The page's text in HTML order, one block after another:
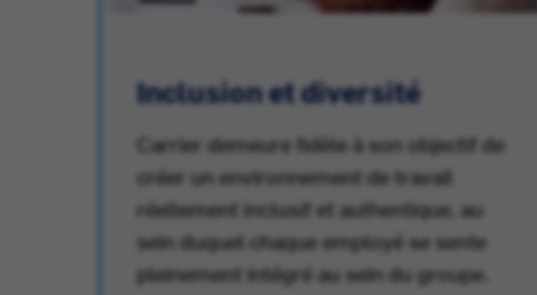
Inclusion et diversité
Carrier demeure fidèle à son objectif de
créer un environnement de travail
réellement inclusif et authentique, au
sein duquel chaque employé se sente
pleinement intégré au sein du groupe.